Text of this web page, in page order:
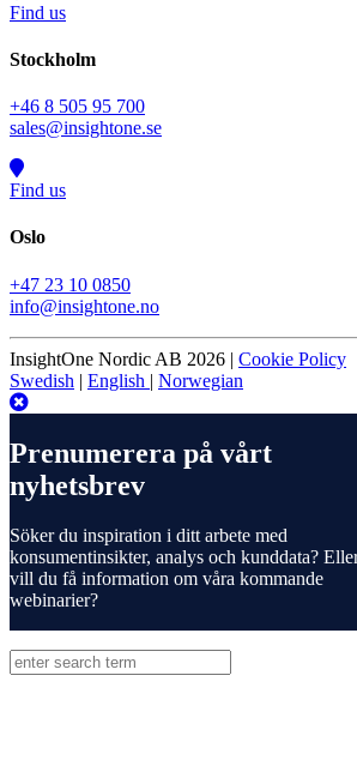
Find us
Stockholm
+46 8 505 95 700
sales@insightone.se
Find us
Oslo
+47 23 10 0850
info@insightone.no
InsightOne Nordic AB 2026 | Cookie Policy
Swedish | English | Norwegian
Prenumerera på vårt
nyhetsbrev
Söker du inspiration i ditt arbete med
konsumentinsikter, analys och kunddata?
vill du få information om våra kommande
webinarier?